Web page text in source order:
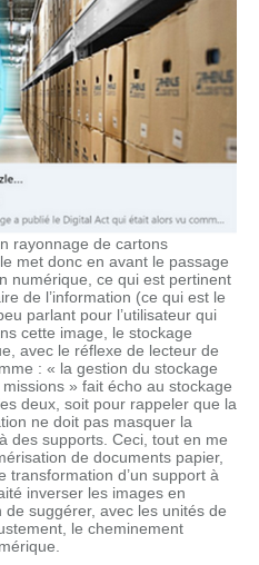
rayonnage de cartons
met donc en avant le passage
numérique, ce qui est pertinent
de l’information (ce qui est le
parlant pour l’utilisateur qui
cette image, le stockage
avec le réflexe de lecteur de
: « la gestion du stockage
» fait écho au stockage
deux, soit pour rappeler que la
ne doit pas masquer la
des supports. Ceci, tout en me
de documents papier,
transformation d’un support à
inverser les images en
suggérer, avec les unités de
le cheminement